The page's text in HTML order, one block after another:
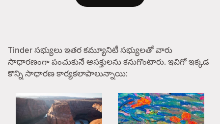
Tinder సభ్యులు ఇతర కమ్యూనిటీ సభ్యులతో వారు
సాధారణంగా పంచుకునే ఆసక్తులను కనుగొంటారు. ఇవిగో ఇక్కడ
కొన్ని సాధారణ కార్యకలాపాలున్నాయి: